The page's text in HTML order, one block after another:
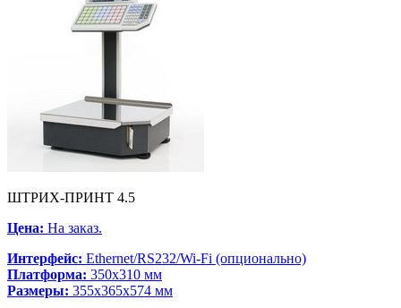
ШТРИХ-ПРИНТ 4.5
Цена: На заказ.
Интерфейс: Ethernet/RS232/Wi-Fi (опционально)
Платформа: 350x310 мм
Размеры: 355x365x574 мм